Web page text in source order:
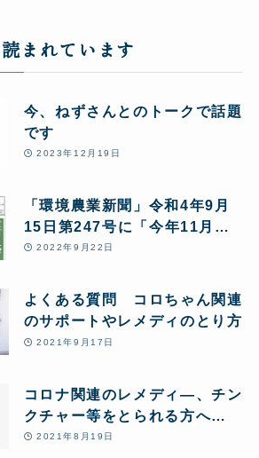
まれています
今、ねずさんとのトークで話題
です
2023年12月19日
「環境農業新聞」令和4年9月
15日第247号に「今年11月、
12月に起こりうるパンデミッ
ト、ワクチン後遺症について」
などの特集記事が掲載されまし
た
2022年9月22日
よくある質問 コロちゃん関連
のサポートやレメディのとり方
2021年9月17日
コロナ関連のレメディ―、チン
クチャー等をとられる方へ
(PDF共有)
2021年8月19日